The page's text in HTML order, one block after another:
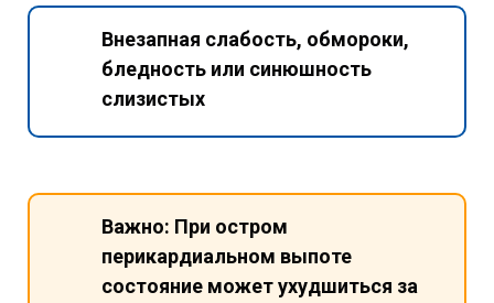
Внезапная слабость, обмороки,
бледность или синюшность
слизистых
Важно: При остром
перикардиальном выпоте
состояние может ухудшиться за